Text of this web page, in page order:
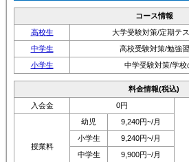
リーズナブルで高品質の授業を受けた
成績UP・志望校合格を目指したい方
実際の教師による体験授業を受けたい
コース情報
高校生
大学受験対策/定期テ
高校受験対策/勉強
小学生
中学受験対策/学校